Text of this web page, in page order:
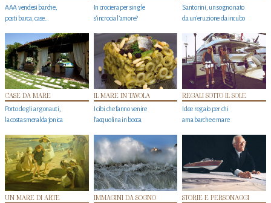
AAA vendesi barche,
posti barca, case…
In crociera per single
s'incrocia l’amore?
Santorini, un sogno nato
da un’eruzione da incubo
CASE DA MARE
Porto degli argonauti,
la costa smeralda jonica
IL MARE IN TAVOLA
I cibi che fanno venire
l’acquolina in bocca
REGALI SOTTO IL SOLE
Idee regalo per chi
ama barche e mare
UN MARE DI ARTE IMMAGINI DA SOGNO STORIE E PERSONAGGI